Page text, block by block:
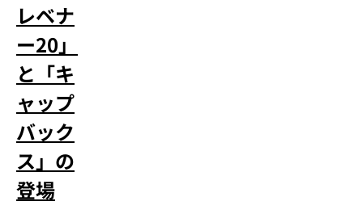
レベナ
ー20」
と「キ
ャップ
バック
ス」の
登場